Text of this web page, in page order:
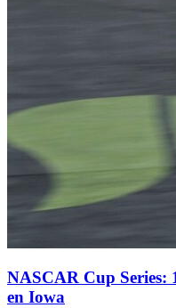
NASCAR Cup Series:
en Iowa